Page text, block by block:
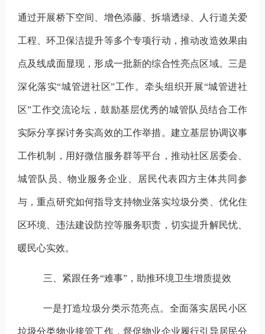
通过开展桥下空间、增色添藤、拆墙透绿、人行道关爱
工程、环卫保洁提升等多个专项行动， 推动改造效果由
点及线成面显现，形成一批新的综合性亮点区域。 三是
深化落实“城管进社区”工作。 牵头组织开展“城管进社
区”工作交流论坛，鼓励基层优秀的城管队员结合工作
实际分享探讨务实高效的工作举措。建立基层协调议事
工作机制， 用好微信服务群等平台， 推动社区居委会、
城管队员、物业服务企业、居民代表四方主体共同参
与，重点研究如何指导支持物业落实垃圾分类、优化住
区环境、违法建设防控等服务职责，切实提升解民忧、
暖民心实效。
三、紧跟任务“难事”，助推环境卫生增质提效
一是打造垃圾分类示范亮点。 全面落实居民小区
垃圾分类物业接管工作，督促物业企业履行引导居民分